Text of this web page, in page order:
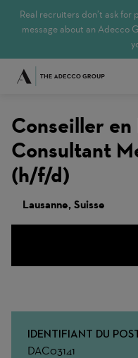
Real recruiters don’t ask for
message about an Adecco
Conseiller en
Consultant
(h/f/d)
Lausanne, Suisse
IDENTIFIANT DU
DAC03141